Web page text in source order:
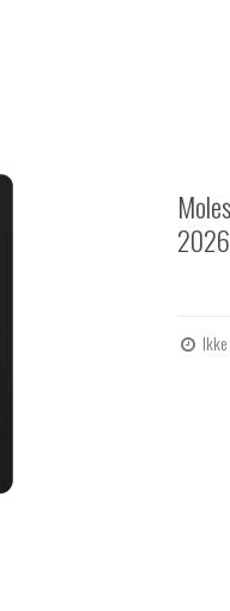
2026